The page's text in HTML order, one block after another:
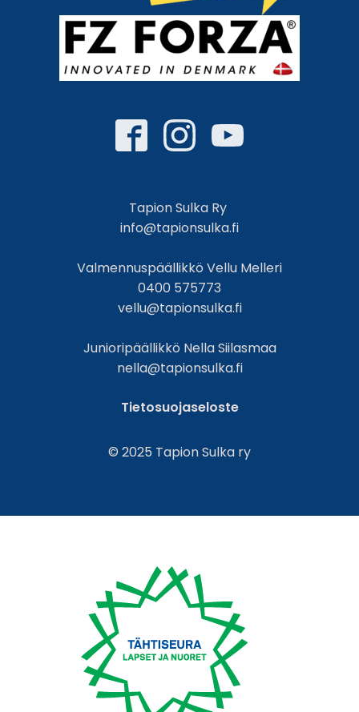
Tapion Sulka Ry
info@tapionsulka.fi
Valmennuspäällikkö Vellu Melleri
0400 575773
vellu@tapionsulka.fi
Junioripäällikkö Nella Siilasmaa
nella@tapionsulka.fi
Tietosuojaseloste
© 2025 Tapion Sulka ry